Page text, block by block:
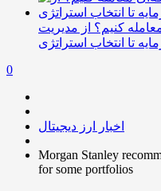
کنیم؟ از مدیریت
تا انتخاب استراتژی
0
اخبار ارز دیجیتال
Morgan Stanley
for some portfolios